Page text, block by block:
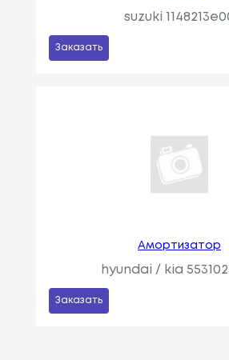
suzuki
Заказать
Амортизатор
hyundai / kia
Заказать